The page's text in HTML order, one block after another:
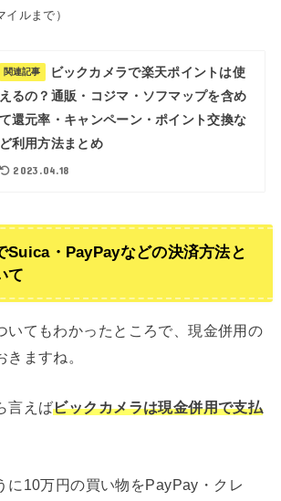
イルまで）
関連記事
ビックカメラで楽天ポイントは使
えるの？通販・コジマ・ソフマップを含め
て還元率・キャンペーン・ポイント交換な
ど利用方法まとめ
2023.04.18
Suica・PayPayなどの決済方法と
て
いてもわかったところで、現金併用の
ますね。
言えばビックカメラは現金併用で支払
に10万円の買い物をPayPay・クレ